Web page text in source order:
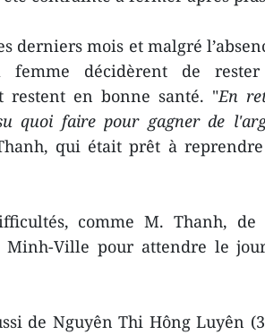
derniers mois et malgré
femme décidèrent de
restent en bonne santé. "En
quoi faire pour gagner de
qui était prêt à
comme M. Thanh, de
Minh-Ville pour attendre le
de Nguyên Thi Hông Luyên